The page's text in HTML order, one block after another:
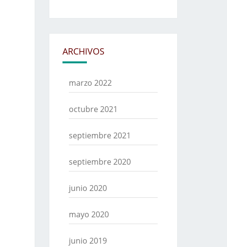
ARCHIVOS
marzo 2022
octubre 2021
septiembre 2021
septiembre 2020
junio 2020
mayo 2020
junio 2019